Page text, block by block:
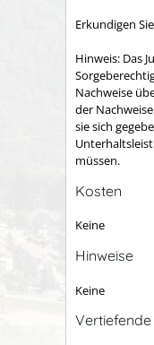
Erkundigen
Hinweis: Das
Nachweise
der
sie sich
müssen.
Kosten
Keine
Hinweise
Keine